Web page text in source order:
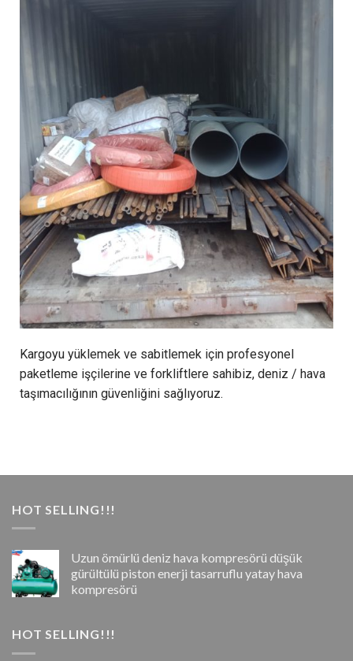
Kargoyu yüklemek ve sabitlemek için profesyonel
paketleme işçilerine ve forkliftlere sahibiz, deniz / hava
taşımacılığının güvenliğini sağlıyoruz.
HOT SELLING!!!
Uzun ömürlü deniz hava kompresörü düşük
gürültülü piston enerji tasarruflu yatay hava
kompresörü
HOT SELLING!!!